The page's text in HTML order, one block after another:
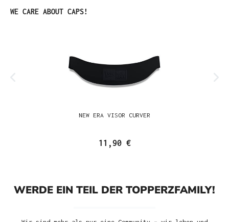
Produktgalerie überspringen
WE CARE ABOUT CAPS!
NEW ERA VISOR CURVER
11,90 €
WERDE EIN TEIL DER TOPPERZFAMILY!